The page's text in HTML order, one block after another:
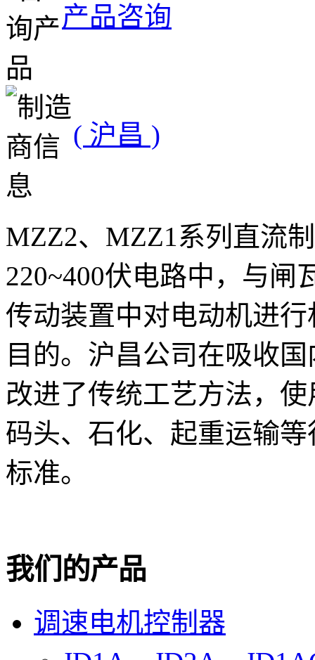
产品咨询
( 沪昌 )
MZZ2、MZZ1系列直流
220~400伏电路中，与闸
传动装置中对电动机进
目的。沪昌公司在吸收
改进了传统工艺方法，
码头、石化、起重运输
标准。
我们的产品
调速电机控制器